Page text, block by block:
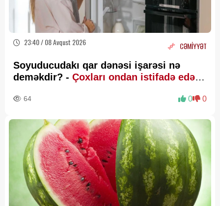
23:40 / 08 Avqust 2026 CƏMİYYƏT
Soyuducudakı qar dənəsi işarəsi nə
deməkdir? - Çoxları ondan istifadə edə
64 0 0